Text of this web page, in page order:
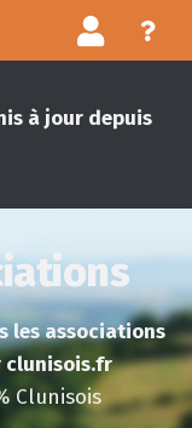
à jour depuis
les associations
clunisois.fr
Clunisois